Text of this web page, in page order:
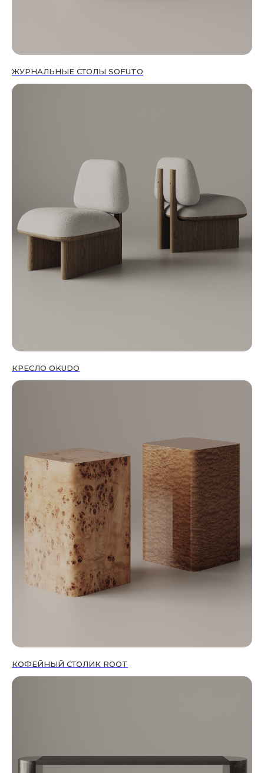
ЖУРНАЛЬНЫЕ СТОЛЫ SOFUTO
КРЕСЛО OKUDO
КОФЕЙНЫЙ СТОЛИК ROOT